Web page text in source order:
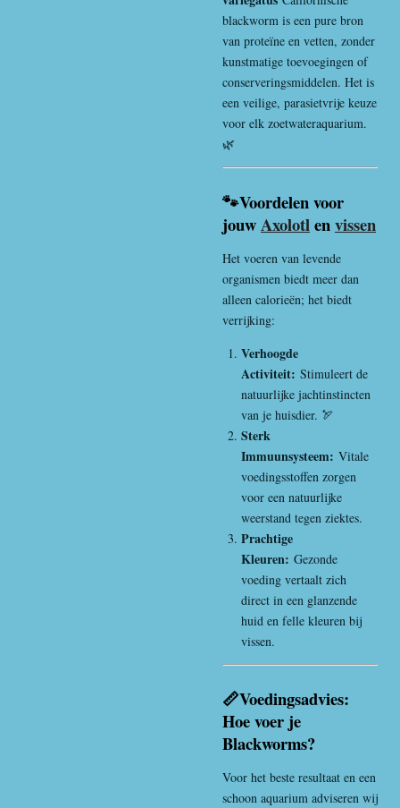
blackworm is een pure bron
van proteïne en vetten, zonder
kunstmatige toevoegingen of
conserveringsmiddelen. Het is
een veilige, parasietvrije keuze
voor elk zoetwateraquarium.
🌿
🐾Voordelen voor
jouwAxolotlenvissen
Het voeren van levende
organismen biedt meer dan
alleen calorieën; het biedt
verrijking:
Verhoogde
Activiteit: Stimuleert de
natuurlijke jachtinstincten
van je huisdier. 🏹
Sterk
Immuunsysteem: Vitale
voedingsstoffen zorgen
voor een natuurlijke
weerstand tegen ziektes.
Prachtige
Kleuren: Gezonde
voeding vertaalt zich
direct in een glanzende
huid en felle kleuren bij
vissen.
📏Voedingsadvies:
Hoe voer je
Blackworms?
Voor het beste resultaat en een
schoon aquarium adviseren wij